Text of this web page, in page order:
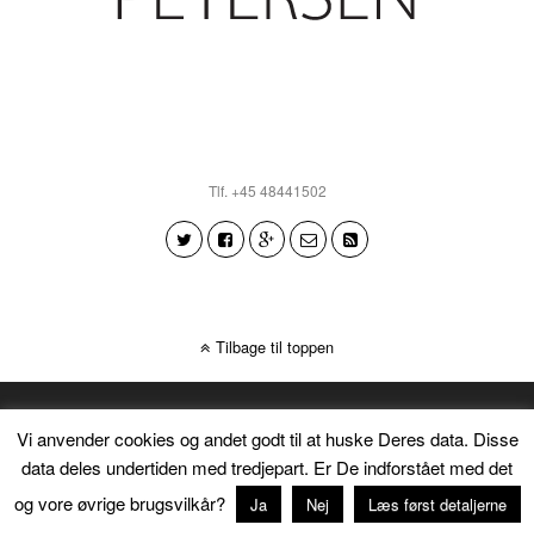
Tlf. +45 48441502
Vi anvender cookies og andet godt til at huske Deres data. Disse
data deles undertiden med tredjepart. Er De indforstået med det
og vore øvrige brugsvilkår?
Ja Nej Læs først detaljerne
Tilbage til toppen